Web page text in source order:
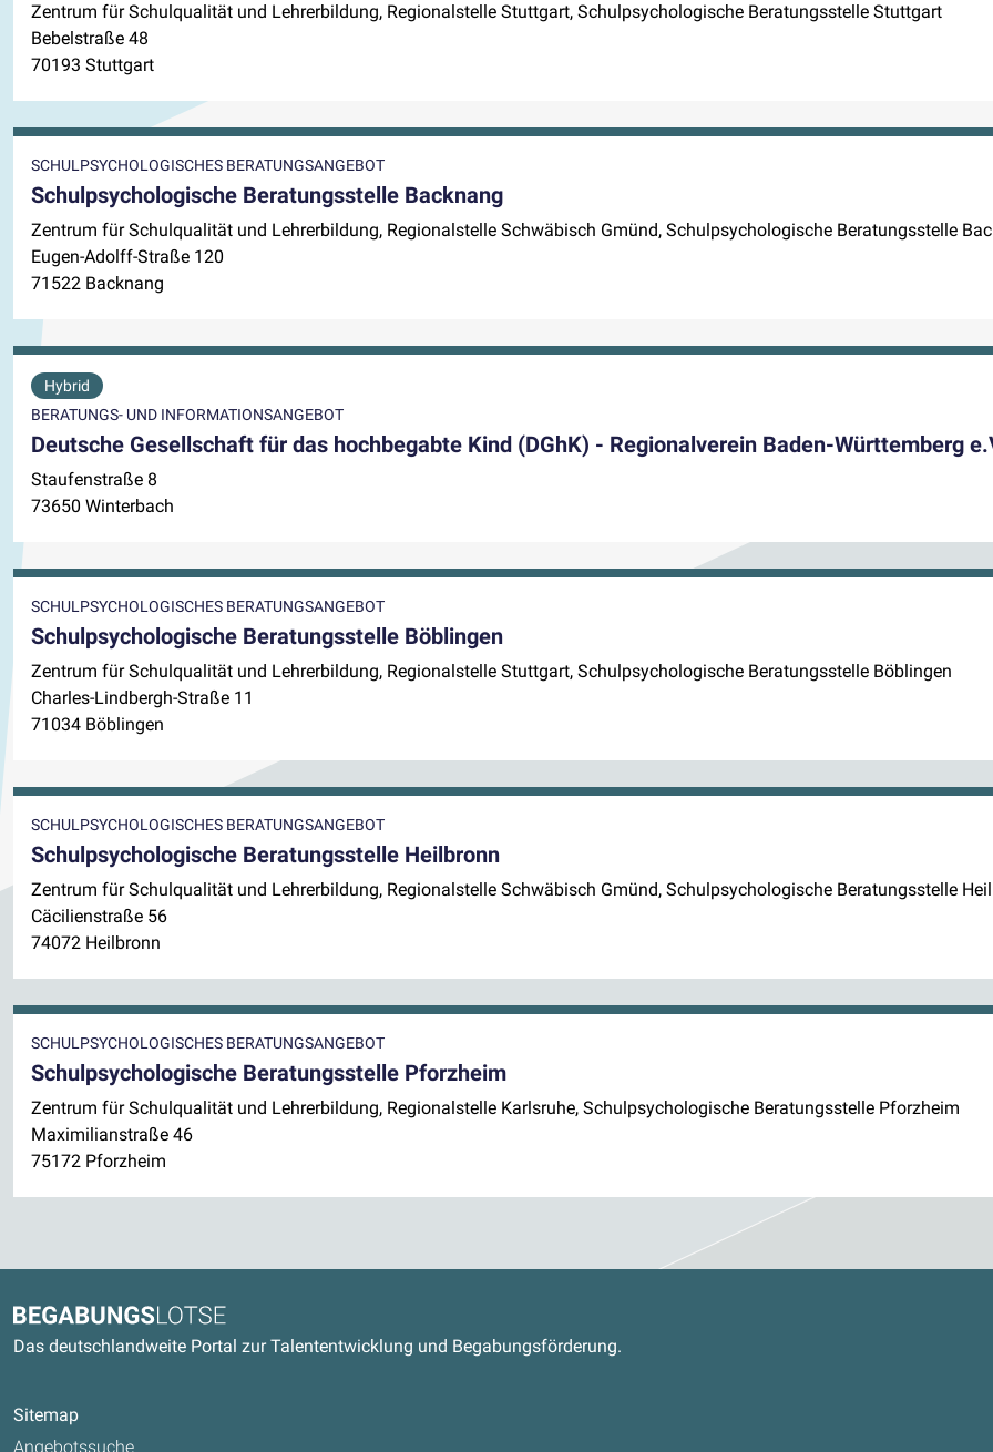
Zentrum für Schulqualität und Lehrerbildung, Regionalstelle Stuttgart, Schulpsychologische Beratungsstelle Stuttgart
Bebelstraße 48
70193 Stuttgart
SCHULPSYCHOLOGISCHES BERATUNGSANGEBOT
Schulpsychologische Beratungsstelle Backnang
Zentrum für Schulqualität und Lehrerbildung, Regionalstelle Schwäbisch Gmünd, Schulpsychologische Beratungsstelle
Eugen-Adolff-Straße 120
71522 Backnang
Hybrid
BERATUNGS- UND INFORMATIONSANGEBOT
Deutsche Gesellschaft für das hochbegabte Kind (DGhK) - Regionalverein Baden-Württemberg
Staufenstraße 8
73650 Winterbach
SCHULPSYCHOLOGISCHES BERATUNGSANGEBOT
Schulpsychologische Beratungsstelle Böblingen
Zentrum für Schulqualität und Lehrerbildung, Regionalstelle Stuttgart, Schulpsychologische Beratungsstelle Böblingen
Charles-Lindbergh-Straße 11
71034 Böblingen
SCHULPSYCHOLOGISCHES BERATUNGSANGEBOT
Schulpsychologische Beratungsstelle Heilbronn
Zentrum für Schulqualität und Lehrerbildung, Regionalstelle Schwäbisch Gmünd, Schulpsychologische Beratungsstelle
Cäcilienstraße 56
74072 Heilbronn
SCHULPSYCHOLOGISCHES BERATUNGSANGEBOT
Schulpsychologische Beratungsstelle Pforzheim
Zentrum für Schulqualität und Lehrerbildung, Regionalstelle Karlsruhe, Schulpsychologische Beratungsstelle Pforzheim
Maximilianstraße 46
75172 Pforzheim
Kontaktdaten und weitere Links
Begabungslotse
Das deutschlandweite Portal zur Talententwicklung und Begabungsförderung.
Sitemap
Angebotssuche